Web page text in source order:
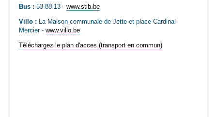
Bus : 53-88-13 - www.stib.be
Villo : La Maison communale de Jette et place Cardinal
Mercier - www.villo.be
Téléchargez le plan d'acces (transport en commun)